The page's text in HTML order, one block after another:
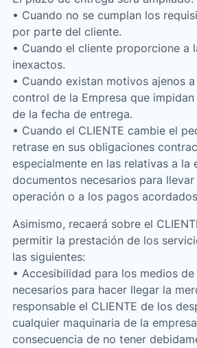
• Cuando no se cumplan los
por parte del cliente.
• Cuando el cliente proporcione a
inexactos.
• Cuando existan motivos ajenos
control de la Empresa que
de la fecha de entrega.
• Cuando el CLIENTE cambie el
retrase en sus obligaciones
especialmente en las relativas a la
documentos necesarios para
operación o a los pagos
Asimismo, recaerá sobre el
permitir la prestación de los
las siguientes:
• Accesibilidad para los medios
necesarios para hacer llegar la
responsable el CLIENTE de los
cualquier maquinaria de la
consecuencia de no tener